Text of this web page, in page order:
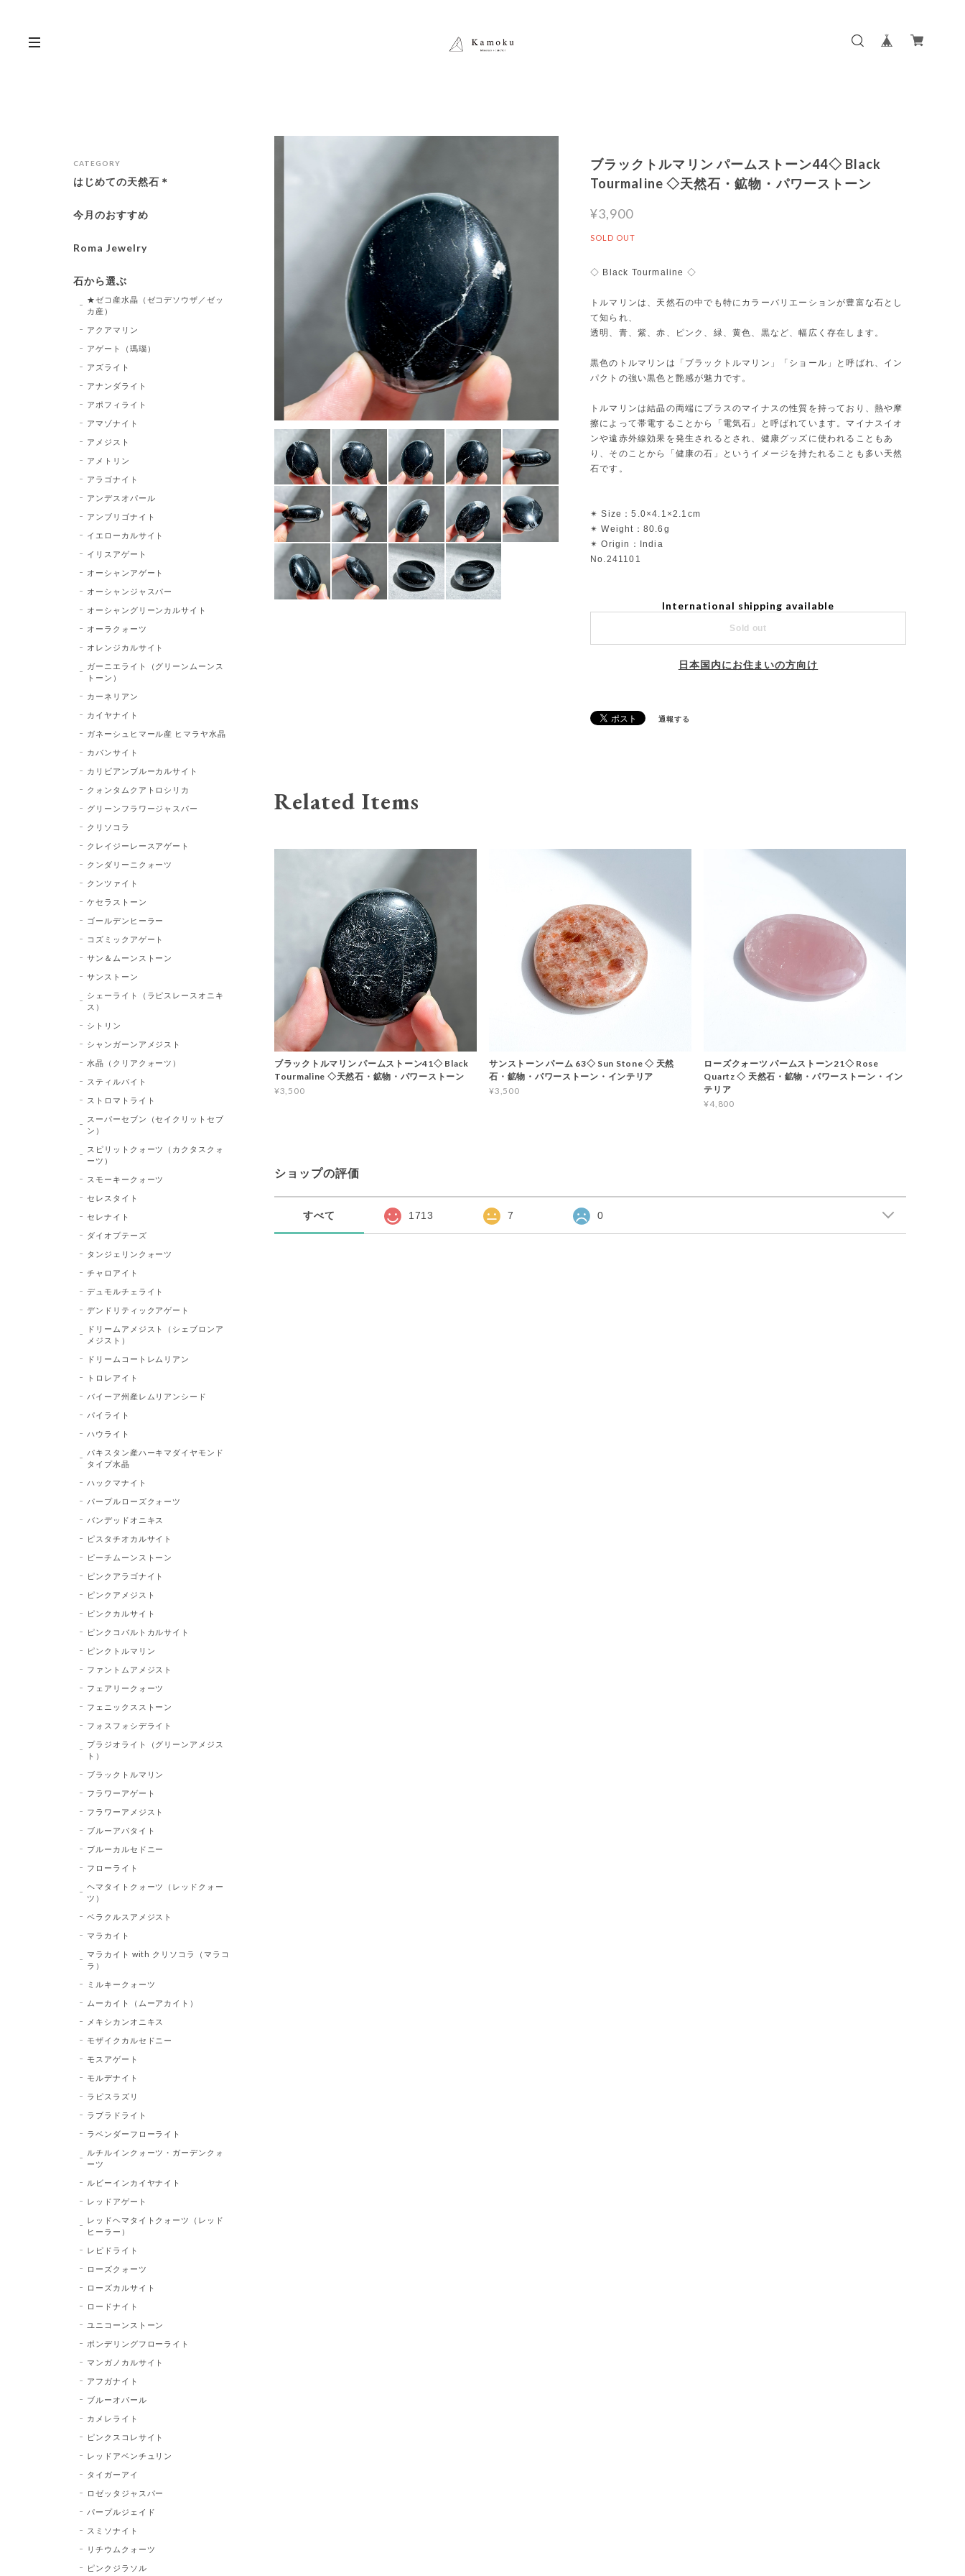
ブラックトルマリン パームストーン44◇ Black
Tourmaline ◇天然石・鉱物・パワーストーン
¥3,900
SOLD OUT
◇ Black Tourmaline ◇
トルマリンは、天然石の中でも特にカラーバリエーションが豊富な石とし
て知られ、
透明、青、紫、赤、ピンク、緑、黄色、黒など、幅広く存在します。
黒色のトルマリンは「ブラックトルマリン」「ショール」と呼ばれ、イン
パクトの強い黒色と艶感が魅力です。
トルマリンは結晶の両端にプラスのマイナスの性質を持っており、熱や摩
擦によって帯電することから「電気石」と呼ばれています。マイナスイオ
ンや遠赤外線効果を発生されるとされ、健康グッズに使われることもあ
り、そのことから「健康の石」というイメージを持たれることも多い天然
石です。
✴︎ Size：5.0×4.1×2.1cm
✴︎ Weight：80.6g
✴︎ Origin：India
No.241101
International shipping available
Sold out
日本国内にお住まいの方向け
通報する
Related Items
ブラックトルマリン パームストーン41◇ Black
Tourmaline ◇天然石・鉱物・パワーストーン
¥3,500
サンストーン パーム 63◇ Sun Stone ◇ 天然
石・鉱物・パワーストーン・インテリア
¥3,500
ローズクォーツ パームストーン21◇ Rose
Quartz ◇ 天然石・鉱物・パワーストーン・イン
テリア
¥4,800
ショップの評価
すべて 1713 7 0
CATEGORY
はじめての天然石＊
今月のおすすめ
Roma Jewelry
石から選ぶ
★ゼコ産水晶（ゼコデソウザ／ゼッ
カ産）
アクアマリン
アゲート（瑪瑙）
アズライト
アナンダライト
アポフィライト
アマゾナイト
アメジスト
アメトリン
アラゴナイト
アンデスオパール
アンブリゴナイト
イエローカルサイト
イリスアゲート
オーシャンアゲート
オーシャンジャスパー
オーシャングリーンカルサイト
オーラクォーツ
オレンジカルサイト
ガーニエライト（グリーンムーンス
トーン）
カーネリアン
カイヤナイト
ガネーシュヒマール産 ヒマラヤ水晶
カバンサイト
カリビアンブルーカルサイト
クォンタムクアトロシリカ
グリーンフラワージャスパー
クリソコラ
クレイジーレースアゲート
クンダリーニクォーツ
クンツァイト
ケセラストーン
ゴールデンヒーラー
コズミックアゲート
サン＆ムーンストーン
サンストーン
シェーライト（ラピスレースオニキ
ス）
シトリン
シャンガーンアメジスト
水晶（クリアクォーツ）
スティルバイト
ストロマトライト
スーパーセブン（セイクリットセブ
ン）
スピリットクォーツ（カクタスクォ
ーツ）
スモーキークォーツ
セレスタイト
セレナイト
ダイオプテーズ
タンジェリンクォーツ
チャロアイト
デュモルチェライト
デンドリティックアゲート
ドリームアメジスト（シェブロンア
メジスト）
ドリームコートレムリアン
トロレアイト
バイーア州産レムリアンシード
パイライト
ハウライト
パキスタン産ハーキマダイヤモンド
タイプ水晶
ハックマナイト
パープルローズクォーツ
バンデッドオニキス
ピスタチオカルサイト
ピーチムーンストーン
ピンクアラゴナイト
ピンクアメジスト
ピンクカルサイト
ピンクコバルトカルサイト
ピンクトルマリン
ファントムアメジスト
フェアリークォーツ
フェニックスストーン
フォスフォシデライト
プラジオライト（グリーンアメジス
ト）
ブラックトルマリン
フラワーアゲート
フラワーアメジスト
ブルーアパタイト
ブルーカルセドニー
フローライト
ヘマタイトクォーツ（レッドクォー
ツ）
ベラクルスアメジスト
マラカイト
マラカイト with クリソコラ（マラコ
ラ）
ミルキークォーツ
ムーカイト（ムーアカイト）
メキシカンオニキス
モザイクカルセドニー
モスアゲート
モルデナイト
ラピスラズリ
ラブラドライト
ラベンダーフローライト
ルチルインクォーツ・ガーデンクォ
ーツ
ルビーインカイヤナイト
レッドアゲート
レッドヘマタイトクォーツ（レッド
ヒーラー）
レピドライト
ローズクォーツ
ローズカルサイト
ロードナイト
ユニコーンストーン
ポンデリングフローライト
マンガノカルサイト
アフガナイト
ブルーオパール
カメレライト
ピンクスコレサイト
レッドアベンチュリン
タイガーアイ
ロゼッタジャスパー
パープルジェイド
スミソナイト
リチウムクォーツ
ピンクジラソル